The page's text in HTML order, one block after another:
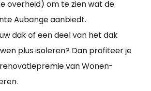
overheid) om te zien wat de
Aubange aanbiedt.
dak of een deel van het dak
plus isoleren? Dan profiteer je
van Wonen-